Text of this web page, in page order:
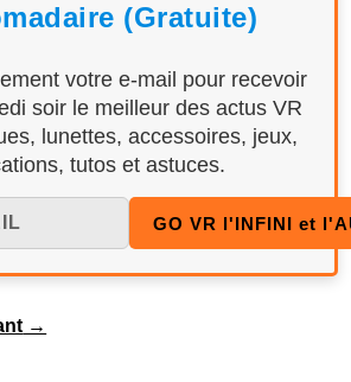
(Gratuite)
votre e-mail pour recevoir
soir le meilleur des actus VR
lunettes, accessoires, jeux,
tutos et astuces.
→